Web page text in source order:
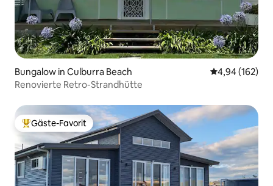
Bungalow in Culburra Beach
4,94 (162)
Renovierte Retro-Strandhütte
Beliebter Gäste-Favorit.
Gäste-Favorit